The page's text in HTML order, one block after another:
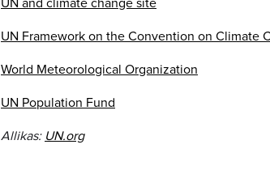
UN and climate change site
UN Framework on the Convention on Climate
World Meteorological Organization
UN Population Fund
Allikas: UN.org